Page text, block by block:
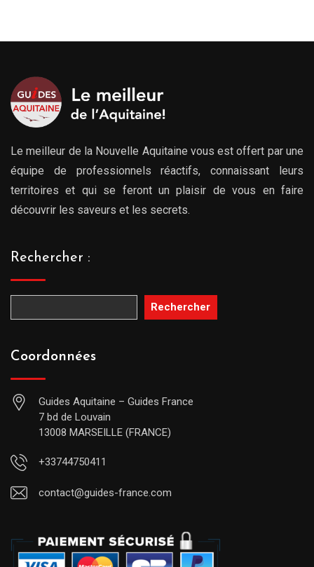
Le meilleur de la Nouvelle Aquitaine vous est offert par une
équipe de professionnels réactifs, connaissant leurs
territoires et qui se feront un plaisir de vous en faire
découvrir les saveurs et les secrets.
Rechercher :
Rechercher
Coordonnées
Guides Aquitaine – Guides France
7 bd de Louvain
13008 MARSEILLE (FRANCE)
+33744750411
contact@guides-france.com